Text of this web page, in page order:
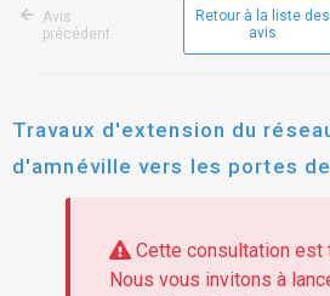
Avis
précédent
Retour à la liste des
avis
Travaux d'extension du
d'amnéville vers les portes
Cette consultation est
Nous vous invitons à